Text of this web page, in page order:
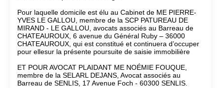
Pour laquelle domicile est élu au Cabinet de ME PIERRE-
YVES LE GALLOU, membre de la SCP PATUREAU DE
MIRAND - LE GALLOU, avocats associés au Barreau de
CHATEAUROUX, 6 avenue du Général Ruby – 36000
CHATEAUROUX, qui est constitué et continuera d’occuper
pour ellesur la présente poursuite de saisie immobilière
ET POUR AVOCAT PLAIDANT ME NOÉMIE FOUQUE,
membre de la SELARL DEJANS, Avocat associés au
Barreau de SENLIS, 17 Avenue Foch - 60300 SENLIS.